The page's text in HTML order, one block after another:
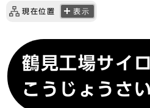
現在位置 表示
鶴見工場サイ
こうじょうさ